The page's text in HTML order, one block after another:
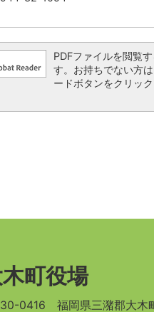
PDFファイルを閲覧
す。お持ちでない方
ードボタンをクリッ
町役場
0416 福岡県三潴郡大木